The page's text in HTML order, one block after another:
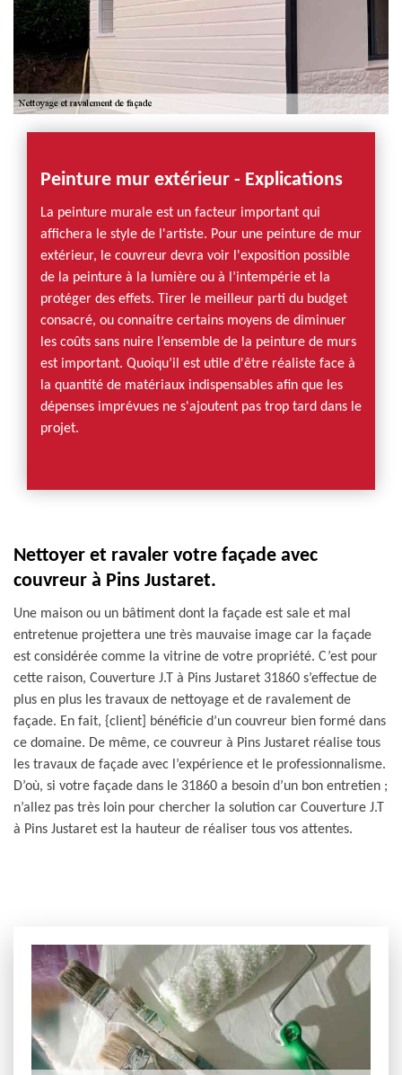
Peinture mur extérieur - Explications
La peinture murale est un facteur important qui
affichera le style de l'artiste. Pour une peinture de mur
extérieur, le couvreur devra voir l'exposition possible
de la peinture à la lumière ou à l’intempérie et la
protéger des effets. Tirer le meilleur parti du budget
consacré, ou connaitre certains moyens de diminuer
les coûts sans nuire l’ensemble de la peinture de murs
est important. Quoiqu’il est utile d'être réaliste face à
la quantité de matériaux indispensables afin que les
dépenses imprévues ne s'ajoutent pas trop tard dans le
projet.
Nettoyer et ravaler votre façade avec
couvreur à Pins Justaret.
Une maison ou un bâtiment dont la façade est sale et mal
entretenue projettera une très mauvaise image car la façade
est considérée comme la vitrine de votre propriété. C’est pour
cette raison, Couverture J.T à Pins Justaret 31860 s’effectue de
plus en plus les travaux de nettoyage et de ravalement de
façade. En fait, {client] bénéficie d’un couvreur bien formé dans
ce domaine. De même, ce couvreur à Pins Justaret réalise tous
les travaux de façade avec l’expérience et le professionnalisme.
D’où, si votre façade dans le 31860 a besoin d’un bon entretien ;
n’allez pas très loin pour chercher la solution car Couverture J.T
à Pins Justaret est la hauteur de réaliser tous vos attentes.